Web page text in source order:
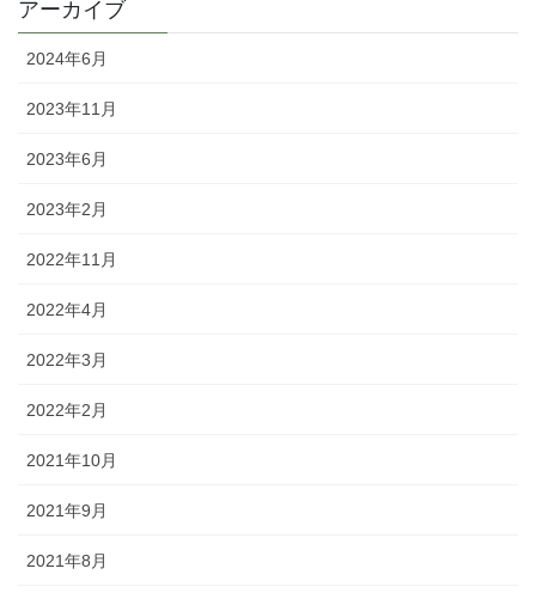
アーカイブ
2024年6月
2023年11月
2023年6月
2023年2月
2022年11月
2022年4月
2022年3月
2022年2月
2021年10月
2021年9月
2021年8月